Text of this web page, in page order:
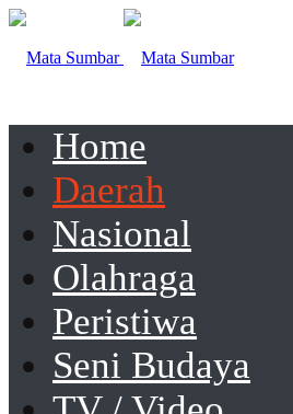
Home
Daerah
Nasional
Olahraga
Peristiwa
Seni Budaya